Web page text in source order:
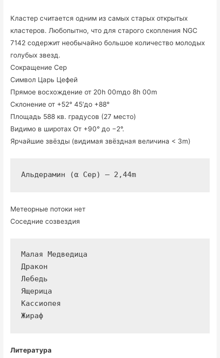
Кластер считается одним из самых старых открытых
кластеров. Любопытно, что для старого скопления NGC
7142 содержит необычайно большое количество молодых
голубых звезд.
Сокращение Cep
Символ Царь Цефей
Прямое восхождение от 20h 00mдо 8h 00m
Склонение от +52° 45′до +88°
Площадь 588 кв. градусов (27 место)
Видимо в широтах От +90° до −2°.
Ярчайшие звёзды (видимая звёздная величина < 3m)
Альдерамин (α Cep) — 2,44m
Метеорные потоки нет
Соседние созвездия
Малая Медведица
Дракон
Лебедь
Ящерица
Кассиопея
Жираф
Литература